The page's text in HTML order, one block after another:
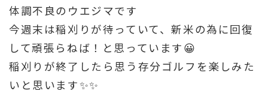
体調不良のウエジマです
今週末は稲刈りが待っていて、新米の為に回復
して頑張らねば！と思っています😀
稲刈りが終了したら思う存分ゴルフを楽しみた
いと思います✨✨